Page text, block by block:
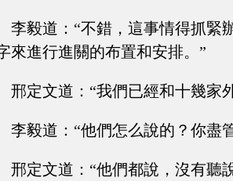
李毅道：“不錯，這事情得抓緊
來進行進關的布置和安排。”
邢定文道：“我們已經和十幾家
李毅道：“他們怎么說的？你盡
邢定文道：“他們都說，沒有聽